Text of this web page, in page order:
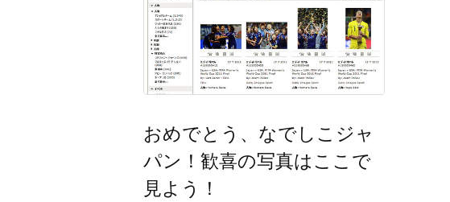
おめでとう、なでしこジャ
パン！歓喜の写真はここで
見よう！